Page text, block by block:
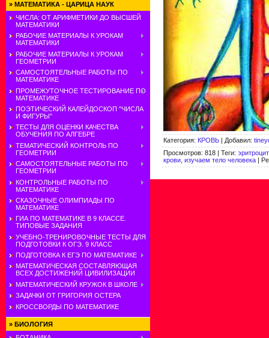
» МАТЕМАТИКА - ЦАРИЦА НАУК
ЧИСЛА: ОТ АРИФМЕТИКИ ДО ВЫСШЕЙ
МАТЕМАТИКИ
РАБОЧИЕ МАТЕРИАЛЫ К УРОКАМ
МАТЕМАТИКИ
РАБОЧИЕ МАТЕРИАЛЫ К УРОКАМ
ГЕОМЕТРИИ
САМОСТОЯТЕЛЬНЫЕ РАБОТЫ ПО
МАТЕМАТИКЕ
ПРОМЕЖУТОЧНОЕ ТЕСТИРОВАНИЕ ПО
МАТЕМАТИКЕ
ПОЭТИЧЕСКИЙ КАЛЕЙДОСКОП "ЧИСЛА
И ФИГУРЫ"
ТЕСТЫ ДЛЯ ОЦЕНКИ КАЧЕСТВА
ОБУЧЕНИЯ ПО АЛГЕБРЕ
ТЕМАТИЧЕСКИЙ КОНТРОЛЬ ПО
ГЕОМЕТРИИ
САМОСТОЯТЕЛЬНЫЕ РАБОТЫ ПО
ГЕОМЕТРИИ
КОНТРОЛЬНЫЕ РАБОТЫ ПО
МАТЕМАТИКЕ
СКАЗОЧНЫЕ ОЛИМПИАДЫ ПО
МАТЕМАТИКЕ
ГИА ПО МАТЕМАТИКЕ В 9 КЛАССЕ.
ТИПОВЫЕ ЗАДАНИЯ
УЧЕБНО-ТРЕНИРОВОЧНЫЕ ТЕСТЫ ДЛЯ
ПОДГОТОВКИ К ОГЭ. 9 КЛАСС
ПОДГОТОВКА К ЕГЭ ПО МАТЕМАТИКЕ
МАТЕМАТИЧЕСКАЯ СОСТАВЛЯЮЩАЯ
ВСЕХ ДОСТИЖЕНИЙ ЦИВИЛИЗАЦИИ
МАТЕМАТИЧЕСКИЙ КРУЖОК В ШКОЛЕ
ЗАДАЧКИ ОТ ГРИГОРИЯ ОСТЕРА
КРОССВОРДЫ ПО МАТЕМАТИКЕ
» БИОЛОГИЯ
Категория: КРОВЬ | Добавил:
Просмотров: 818 | Теги:
крови изучаем тело человека |